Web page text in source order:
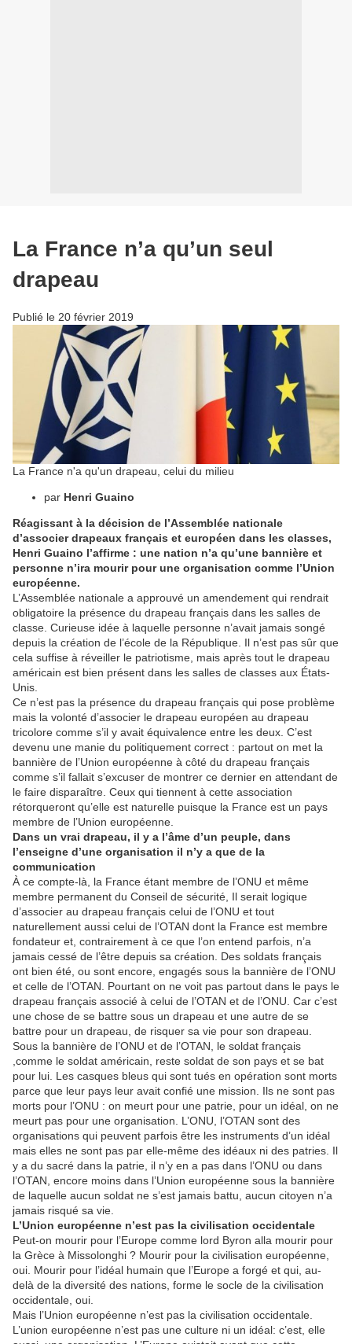
La France n’a qu’un seul
drapeau
Publié le 20 février 2019
La France n'a qu'un drapeau, celui du milieu
par Henri Guaino
Réagissant à la décision de l’Assemblée nationale
d’associer drapeaux français et européen dans les classes,
Henri Guaino l’affirme : une nation n’a qu’une bannière et
personne n’ira mourir pour une organisation comme l’Union
européenne.
L’Assemblée nationale a approuvé un amendement qui rendrait
obligatoire la présence du drapeau français dans les salles de
classe. Curieuse idée à laquelle personne n’avait jamais songé
depuis la création de l’école de la République. Il n’est pas sûr que
cela suffise à réveiller le patriotisme, mais après tout le drapeau
américain est bien présent dans les salles de classes aux États-
Unis.
Ce n’est pas la présence du drapeau français qui pose problème
mais la volonté d’associer le drapeau européen au drapeau
tricolore comme s’il y avait équivalence entre les deux. C’est
devenu une manie du politiquement correct : partout on met la
bannière de l’Union européenne à côté du drapeau français
comme s’il fallait s’excuser de montrer ce dernier en attendant de
le faire disparaître. Ceux qui tiennent à cette association
rétorqueront qu’elle est naturelle puisque la France est un pays
membre de l’Union européenne.
Dans un vrai drapeau, il y a l’âme d’un peuple, dans
l’enseigne d’une organisation il n’y a que de la
communication
À ce compte-là, la France étant membre de l’ONU et même
membre permanent du Conseil de sécurité, Il serait logique
d’associer au drapeau français celui de l’ONU et tout
naturellement aussi celui de l’OTAN dont la France est membre
fondateur et, contrairement à ce que l’on entend parfois, n’a
jamais cessé de l’être depuis sa création. Des soldats français
ont bien été, ou sont encore, engagés sous la bannière de l’ONU
et celle de l’OTAN. Pourtant on ne voit pas partout dans le pays le
drapeau français associé à celui de l’OTAN et de l’ONU. Car c’est
une chose de se battre sous un drapeau et une autre de se
battre pour un drapeau, de risquer sa vie pour son drapeau.
Sous la bannière de l’ONU et de l’OTAN, le soldat français
,comme le soldat américain, reste soldat de son pays et se bat
pour lui. Les casques bleus qui sont tués en opération sont morts
parce que leur pays leur avait confié une mission. Ils ne sont pas
morts pour l’ONU : on meurt pour une patrie, pour un idéal, on ne
meurt pas pour une organisation. L’ONU, l’OTAN sont des
organisations qui peuvent parfois être les instruments d’un idéal
mais elles ne sont pas par elle-même des idéaux ni des patries. Il
y a du sacré dans la patrie, il n’y en a pas dans l’ONU ou dans
l’OTAN, encore moins dans l’Union européenne sous la bannière
de laquelle aucun soldat ne s’est jamais battu, aucun citoyen n’a
jamais risqué sa vie.
L’Union européenne n’est pas la civilisation occidentale
Peut-on mourir pour l’Europe comme lord Byron alla mourir pour
la Grèce à Missolonghi ? Mourir pour la civilisation européenne,
oui. Mourir pour l’idéal humain que l’Europe a forgé et qui, au-
delà de la diversité des nations, forme le socle de la civilisation
occidentale, oui.
Mais l’Union européenne n’est pas la civilisation occidentale.
L’union européenne n’est pas une culture ni un idéal: c’est, elle